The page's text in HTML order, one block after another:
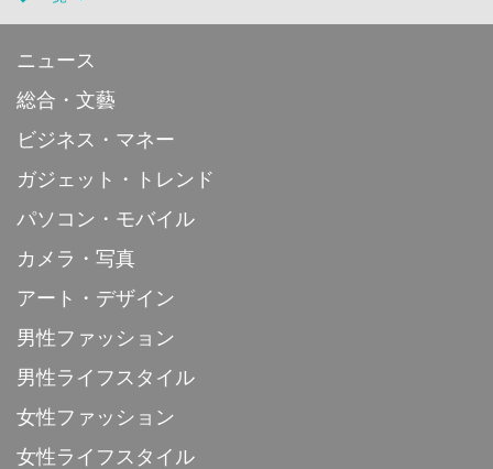
ニュース
総合・文藝
ビジネス・マネー
ガジェット・トレンド
パソコン・モバイル
カメラ・写真
アート・デザイン
男性ファッション
男性ライフスタイル
女性ファッション
女性ライフスタイル